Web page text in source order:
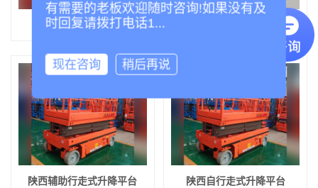
陕西全自行升降平台 陕西固定剪叉式升降平台
陕西辅助行走式升降平台 陕西自行走式升降平台
有需要的老板欢迎随时咨询!如果没有及
时回复请拨打电话1...
现在咨询 稍后再说